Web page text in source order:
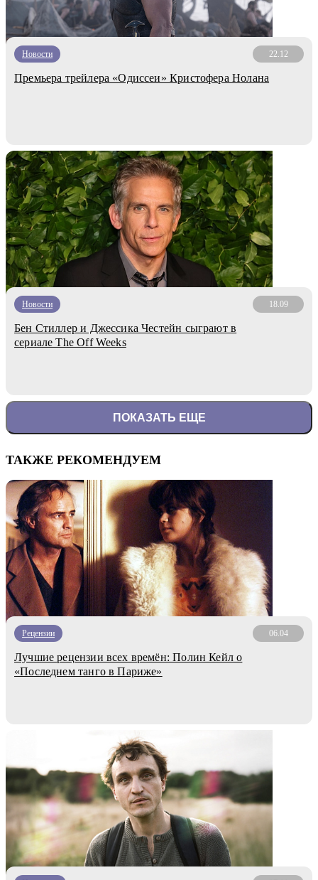
Новости 22.12
Премьера трейлера «Одиссеи» Кристофера Нолана
Новости 18.09
Бен Стиллер и Джессика Честейн сыграют в
сериале The Off Weeks
ПОКАЗАТЬ ЕЩЕ
ТАКЖЕ РЕКОМЕНДУЕМ
Рецензии 06.04
Лучшие рецензии всех времён: Полин Кейл о
«Последнем танго в Париже»